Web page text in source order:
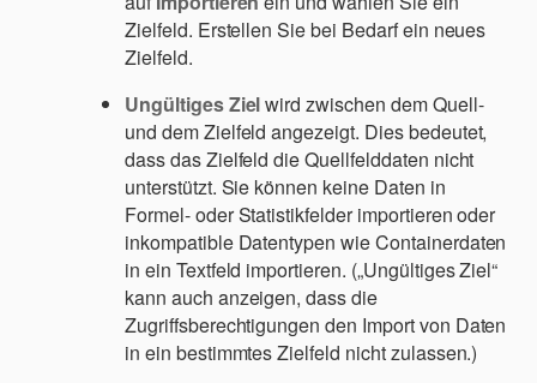
Zielfeld. Erstellen Sie bei Bedarf ein neues
Zielfeld.
Ungültiges Zielwird zwischen dem Quell-
und dem Zielfeld angezeigt. Dies bedeutet,
dass das Zielfeld die Quellfelddaten nicht
unterstützt. Sie können keine Daten in
Formel- oder Statistikfelder importieren oder
inkompatible Datentypen wie Containerdaten
in ein Textfeld importieren. („Ungültiges Ziel“
kann auch anzeigen, dass die
Zugriffsberechtigungen den Import von Daten
in ein bestimmtes Zielfeld nicht zulassen.)